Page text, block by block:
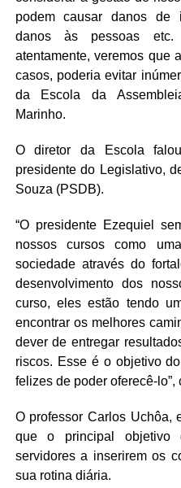
podem causar danos de
danos às pessoas
atentamente, veremos que
casos, poderia evitar
da Escola da
Marinho.
O diretor da Escola
presidente do Legislativo,
Souza (PSDB).
“O presidente Ezequiel
nossos cursos como
sociedade através do
desenvolvimento dos
curso, eles estão tendo
encontrar os melhores
dever de entregar
riscos. Esse é o objetivo
felizes de poder oferecê-lo”,
O professor Carlos Uchôa,
que o principal
servidores a inserirem os
sua rotina diária.